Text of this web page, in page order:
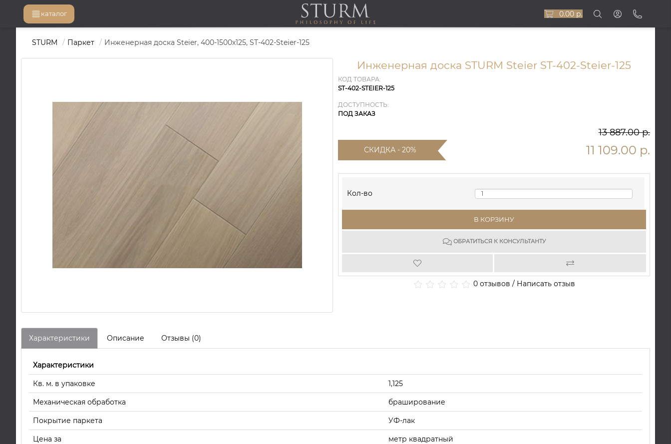
каталог 0.00 р.
STURM Паркет Инженерная доска Steier, 400-1500х125, ST-402-Steier-125
Инженерная доска STURM Steier ST-402-Steier-125
КОД ТОВАРА:
ST-402-STEIER-125
ДОСТУПНОСТЬ:
ПОД ЗАКАЗ
13 887.00 р.
СКИДКА - 20% 11 109.00 р.
Кол-во
В КОРЗИНУ
ОБРАТИТЬСЯ К КОНСУЛЬТАНТУ
0 отзывов / Написать отзыв
Характеристики Описание Отзывы (0)
Характеристики
Кв. м. в упаковке 1,125
Механическая обработка браширование
Покрытие паркета УФ-лак
Цена за метр квадратный